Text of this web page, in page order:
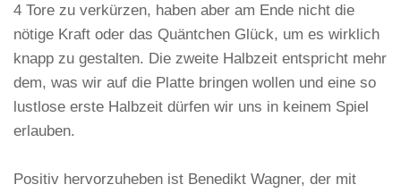
4 Tore zu verkürzen, haben aber am Ende nicht die
nötige Kraft oder das Quäntchen Glück, um es wirklich
knapp zu gestalten. Die zweite Halbzeit entspricht mehr
dem, was wir auf die Platte bringen wollen und eine so
lustlose erste Halbzeit dürfen wir uns in keinem Spiel
erlauben.
Positiv hervorzuheben ist Benedikt Wagner, der mit